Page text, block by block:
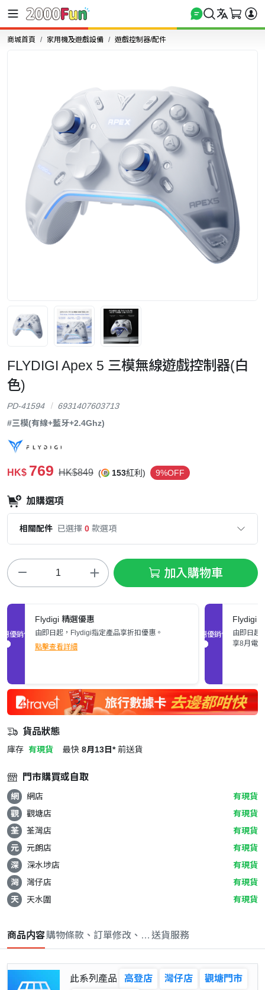
商城首頁 家用機及遊戲設備 遊戲控制器/配件
FLYDIGI Apex 5 三模無線遊戲控制器(白
色)
PD-41594
6931407603713
#三模(有線+藍牙+2.4Ghz)
HK$ 769 HK$849 ( 153紅利) 9%OFF
加購選項
相關配件 已選擇 0 款選項
加入購物車
促銷優惠
Flydigi 精選優惠
由即日起，Flydigi指定產品享折扣優惠。
點擊查看詳細
促銷優惠
Flydigi
由即日起
享8月電
貨品狀態
庫存 有現貨 最快 8月13日* 前送貨
門市購買或自取
網 網店
有現貨
觀
觀塘店
有現貨
荃
荃灣店
有現貨
元
元朗店
有現貨
深
深水埗店
有現貨
灣
灣仔店
有現貨
天
天水圍 有現貨
商品内容購物條款、訂單修改、取消與退款政策
送貨服務
此系列產品 高登店 灣仔店
觀塘門市